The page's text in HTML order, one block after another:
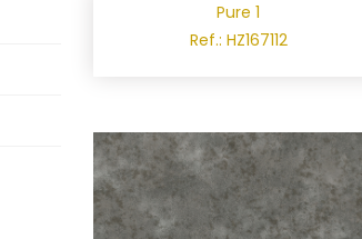
Pure 1
Ref.: HZ167112